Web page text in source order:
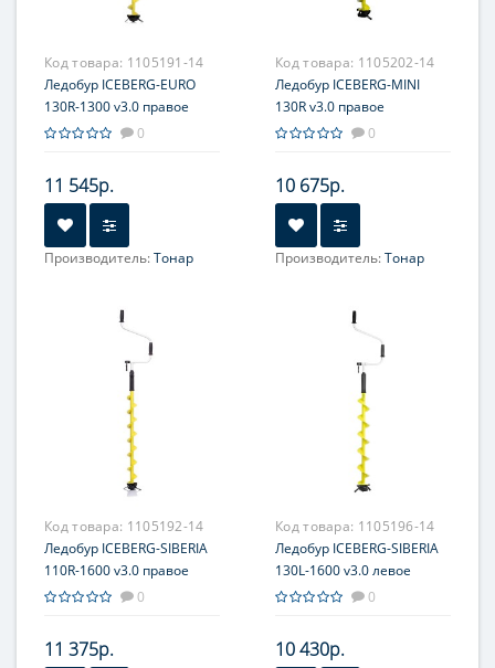
Код товара: 1105191-14
Ледобур ICEBERG-EURO
130R-1300 v3.0 правое
вращение (LA-130RE)
0
11 545р.
Производитель:Тонар
Код товара: 1105202-14
Ледобур ICEBERG-MINI
130R v3.0 правое
вращение (LA-130RM)
0
10 675р.
Производитель:Тонар
Код товара: 1105192-14
Ледобур ICEBERG-SIBERIA
110R-1600 v3.0 правое
вращение (LA-110RS)
0
11 375р.
Код товара: 1105196-14
Ледобур ICEBERG-SIBERIA
130L-1600 v3.0 левое
вращение (LA-130LS)
0
10 430р.